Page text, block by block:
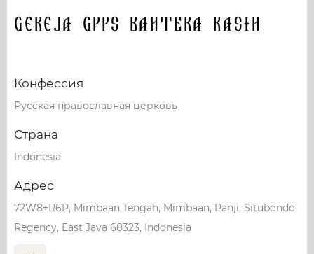
Gereja GPPS BAHTERA KASIH
Конфессия
Русская православная церковь
Страна
Indonesia
Адрес
72W8+R6P, Mimbaan Tengah, Mimbaan, Panji, Situbondo
Regency, East Java 68323, Indonesia